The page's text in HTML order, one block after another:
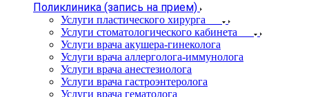
Поликлиника (запись на прием)
Услуги пластического хирурга
Услуги стоматологического кабинета
Услуги врача акушера-гинеколога
Услуги врача аллерголога-иммунолога
Услуги врача анестезиолога
Услуги врача гастроэнтеролога
Услуги врача гематолога